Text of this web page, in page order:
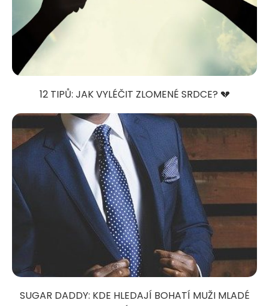
12 TIPŮ: JAK VYLÉČIT ZLOMENÉ SRDCE? 💔
SUGAR DADDY: KDE HLEDAJÍ BOHATÍ MUŽI MLADÉ